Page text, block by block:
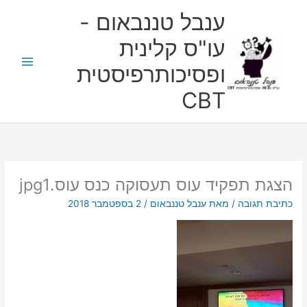
ענבל טננבאום -
עו"ס קלינית
ופסיכותרפיסטית
CBT
הצגת תפקיד עוס תעסוקה כנס עוס.jpg1
כתיבת תגובה / מאתענבל טננבאום/2 בספטמבר 2018